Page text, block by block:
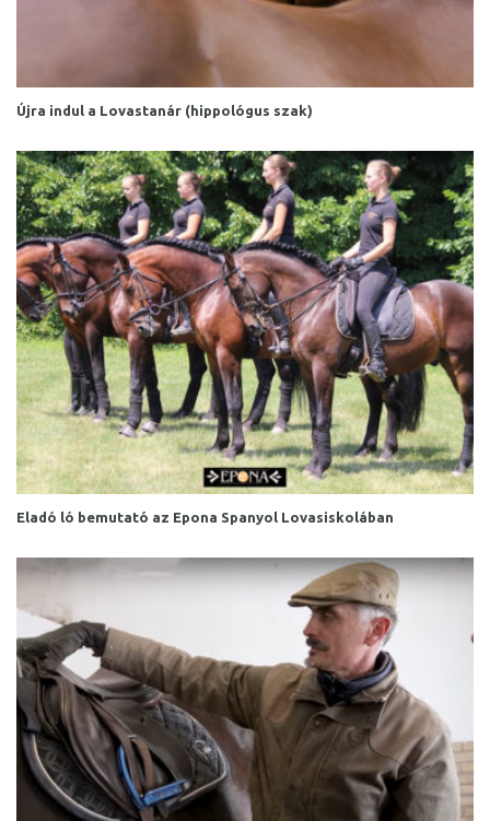
Újra indul a Lovastanár (hippológus szak)
Eladó ló bemutató az Epona Spanyol Lovasiskolában